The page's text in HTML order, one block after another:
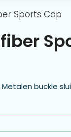
Sports Cap
buckle